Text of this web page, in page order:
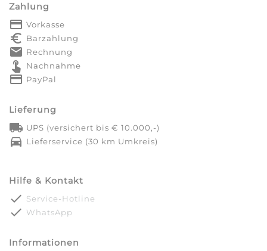
Zahlung
payment Vorkasse
euro_symbol Barzahlung
markunread Rechnung
touch_app Nachnahme
credit_card PayPal
Lieferung
local_shipping UPS (versichert bis € 10.000,-)
directions_car Lieferservice (30 km Umkreis)
Hilfe & Kontakt
done Service-Hotline
done WhatsApp
Informationen